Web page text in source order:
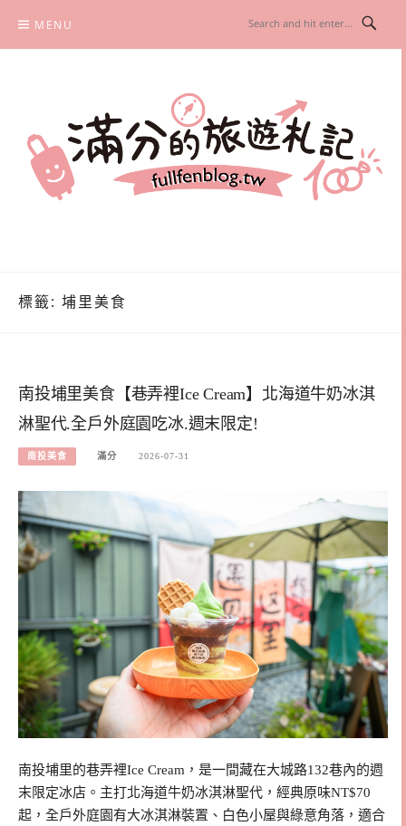
content
MENU
標籤: 埔里美食
南投埔里美食【巷弄裡Ice Cream】北海道牛奶冰淇
淋聖代.全戶外庭園吃冰.週末限定!
南投美食 滿分 2026-07-31
南投埔里的巷弄裡Ice Cream，是一間藏在大城路132巷內的週
末限定冰店。主打北海道牛奶冰淇淋聖代，經典原味NT$70
起，全戶外庭園有大冰淇淋裝置、白色小屋與綠意角落，適合